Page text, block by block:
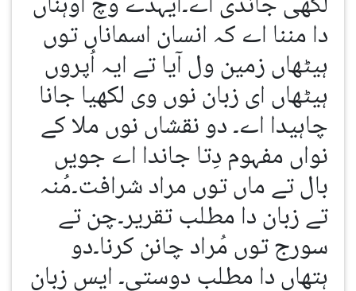
دا مننا اے کہ انسان اسماناں توں
ہیٹھاں زمین ول آیا تے ایہ اُپروں
ہیٹھاں ای زبان نوں وی لکھیا جانا
چاہیدا اے۔ دو نقشاں نوں ملا کے
نواں مفہوم دِتا جاندا اے جویں
بال تے ماں توں مراد شرافت۔مُنہ
تے زبان دا مطلب تقریر۔چن تے
سورج توں مُراد چانن کرنا۔دو
ہتھاں دا مطلب دوستی۔ ایس زبان